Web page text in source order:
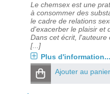
Le chemsex est une
à consommer des
le cadre de relations
d'exacerber le plaisir et
Dans cet écrit, l'auteure
[...]
Plus d'information...
Ajouter au panier